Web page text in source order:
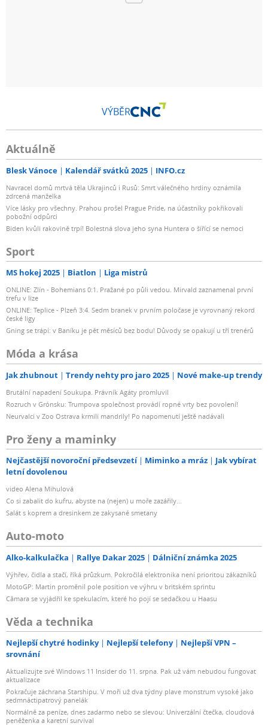
VÝBĚR
Aktuálně
Blesk Vánoce Kalendář svátků 2025 INFO.cz
Navracel domů mrtvá těla Ukrajinců i Rusů: Smrt válečného hrdiny oznámila
zdrcená manželka
Více lásky pro všechny. Prahou prošel Prague Pride, na účastníky pokřikovali
pobožní odpůrci
Biden kvůli rakovině trpí! Bolestná slova jeho syna Huntera o šířící se nemoci
Sport
MS hokej 2025 Biatlon Liga mistrů
ONLINE: Zlín - Bohemians 0:1. Pražané po půli vedou. Mirvald zaznamenal první
trefu v lize
ONLINE: Teplice - Plzeň 3:4. Sedm branek v prvním poločase je vyrovnaný rekord
české ligy
Gning se trápí: v Baníku je pět měsíců bez bodu! Důvody se opakují u tří trenérů
Móda a krása
Jak zhubnout Trendy nehty pro jaro 2025 Nové make-up trendy
Brutální napadení Soukupa. Právník Agáty promluvil
Rozruch v Grónsku: Trumpova společnost provádí ropné vrty bez povolení!
Neurvalci v Zoo Ostrava krmili mandrily! Po napomenutí ještě nadávali
Pro ženy a maminky
Nejčastější novoroční předsevzetí Miminko a mráz
Jak vybírat
letní dovolenou
video Alena Mihulová
Co si zabalit do kufru, abyste na (nejen) u moře zazářily...
Salát s koprem a dresinkem ze zakysané smetany
Auto-moto
Alko-kalkulačka Rallye Dakar 2025 Dálniční známka 2025
Výhřev, čidla a stačí, říká průzkum. Pokročilá elektronika není prioritou zákazníků
MotoGP: Martin proměnil pole position ve výhru v britském sprintu
Câmara se vyjádřil ke spekulacím, které ho pojí se sedačkou u Haasu
Věda a technika
Nejlepší chytré hodinky Nejlepší telefony
Nejlepší VPN –
srovnání
Aktualizujte své Windows 11 Insider do 11. srpna. Pak už vám nebudou fungovat
aktualizace
Pokračuje záchrana Starshipu. V moři už dva týdny plave monstrum vysoké jako
sedmnáctipatrový panelák
Normálně za peníze, dnes zadarmo nebo se slevou: Univerzální čtečka, cloudová
peněženka a karetní survival